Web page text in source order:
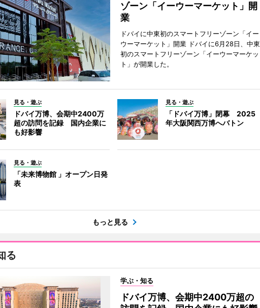
ゾーン「イーウーマーケット」開
業
ドバイに中東初のスマートフリーゾーン「イー
ウーマーケット」開業 ドバイに6月28日、中東
初のスマートフリーゾーン「イーウーマーケッ
ト」が開業した。
見る・遊ぶ
ドバイ万博、会期中2400万
超の訪問を記録 国内企業に
も好影響
見る・遊ぶ
「ドバイ万博」閉幕 2025
年大阪関西万博へバトン
見る・遊ぶ
「未来博物館 」オープン日発
表
もっと見る
る
学ぶ・知る
ドバイ万博、会期中2400万超の